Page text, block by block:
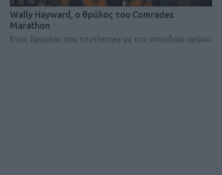
Wally Hayward, ο θρύλος του Comrades
Marathon
Ένας δρομέας που ταυτίστηκε με τον σπουδαίο αγώνα